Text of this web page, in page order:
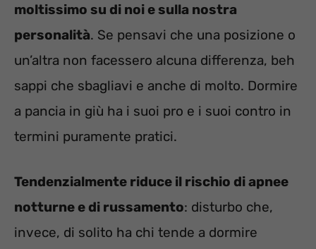
moltissimo su di noi e sulla nostra
personalità. Se pensavi che una posizione o
un’altra non facessero alcuna differenza, beh
sappi che sbagliavi e anche di molto. Dormire
a pancia in giù ha i suoi pro e i suoi contro in
termini puramente pratici.
Tendenzialmente riduce il rischio di apnee
notturne e di russamento: disturbo che,
invece, di solito ha chi tende a dormire